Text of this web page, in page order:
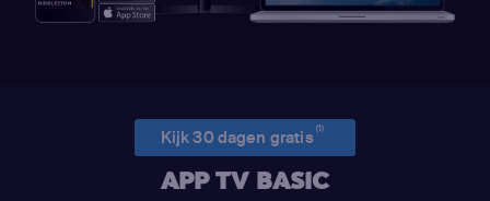
Kijk 30 dagen gratis(1)
APP TV BASIC